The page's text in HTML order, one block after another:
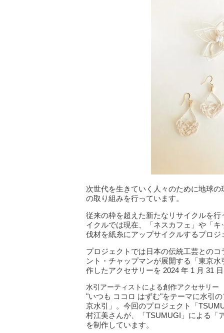
次世代を生きていく人々のために地球
の取り組みを行っています。
従来の枠を超えた新たなリサイクルを
イクルでは現在、「ネスカフェ」や「
伐材を紙糸にアップサイクルするプロ
プロジェクトでは日本の伝統工芸との
ント・チャップマンが展開する「東京
作したアクセサリーを 2024 年 1 月 31
水引アーティストによる創作アクセサリー
"いつも ココロ はずむ"をテーマに水引
京水引」。今回のプロジェクト「
村江美さんが、「TSUMUGI」による「
を制作しています。